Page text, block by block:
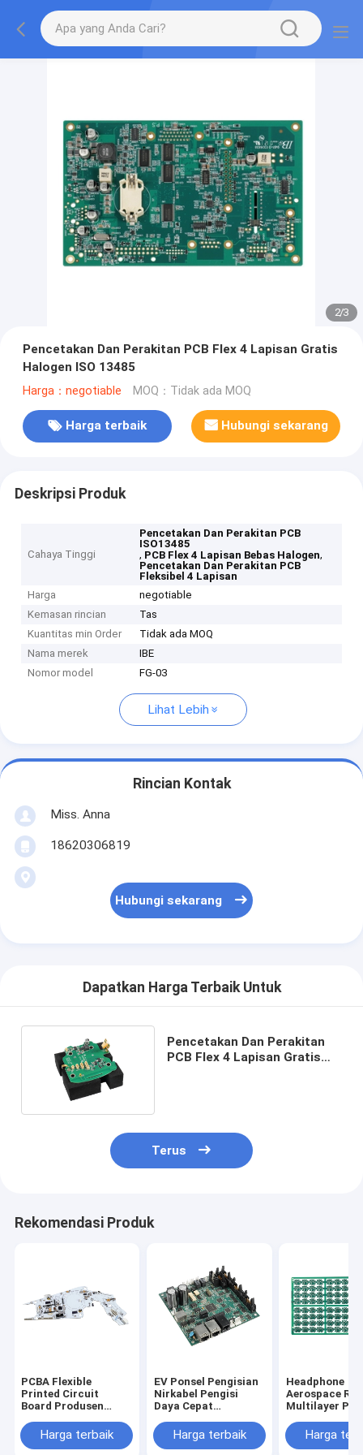
2/3
Pencetakan Dan Perakitan PCB Flex 4 Lapisan Gratis
Halogen ISO 13485
Harga：negotiable MOQ：Tidak ada MOQ
Harga terbaik Hubungi sekarang
Deskripsi Produk
Cahaya Tinggi
Pencetakan Dan Perakitan PCB
ISO13485
, PCB Flex 4 Lapisan Bebas Halogen,
Pencetakan Dan Perakitan PCB
Fleksibel 4 Lapisan
Harga
negotiable
Kemasan rincian
Tas
Kuantitas min Order
Tidak ada MOQ
Nama merek
IBE
Nomor model
FG-03
Lihat Lebih
Rincian Kontak
Miss. Anna
18620306819
Hubungi sekarang
Dapatkan Harga Terbaik Untuk
Pencetakan Dan Perakitan
PCB Flex 4 Lapisan Gratis
Terus
Rekomendasi Produk
PCBA Flexible
Printed Circuit
Board Produsen
OEM ODM
Harga terbaik
EV Ponsel Pengisian
Nirkabel Pengisi
Daya Cepat
Perakitan PCB
Harga terbaik
Headphone
Aerospace
Multilayer
Harga